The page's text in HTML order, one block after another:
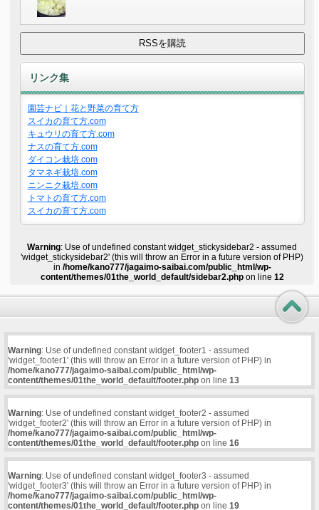
リンク集
園芸ナビ｜花と野菜の育て方
スイカの育て方.com
キュウリの育て方.com
ナスの育て方.com
ダイコン栽培.com
タマネギ栽培.com
ニンニク栽培.com
トマトの育て方.com
スイカの育て方.com
Warning: Use of undefined constant widget_stickysidebar2 - assumed
'widget_stickysidebar2' (this will throw an Error in a future version of PHP)
in /home/kano777/jagaimo-saibai.com/public_html/wp-
content/themes/01the_world_default/sidebar2.phpon line 12
Warning: Use of undefined constant widget_footer1 - assumed
'widget_footer1' (this will throw an Error in a future version of PHP) in
/home/kano777/jagaimo-saibai.com/public_html/wp-
content/themes/01the_world_default/footer.phpon line 13
Warning: Use of undefined constant widget_footer2 - assumed
'widget_footer2' (this will throw an Error in a future version of PHP) in
/home/kano777/jagaimo-saibai.com/public_html/wp-
content/themes/01the_world_default/footer.phpon line 16
Warning: Use of undefined constant widget_footer3 - assumed
'widget_footer3' (this will throw an Error in a future version of PHP) in
/home/kano777/jagaimo-saibai.com/public_html/wp-
content/themes/01the_world_default/footer.phpon line 19